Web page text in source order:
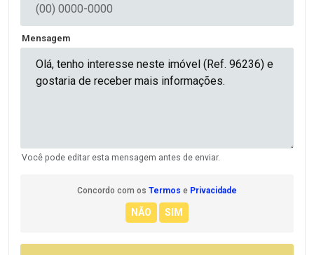
Mensagem
Você pode editar esta mensagem antes de enviar.
Concordo com os Termos e Privacidade